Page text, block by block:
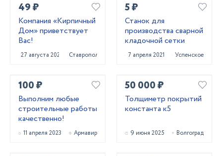
49 ₽
Компания «Кирпичный
Дом» приветствует
Вас!
27 августа 2024 Ставрополь
5 ₽
Станок для
производства сварной
кладочной сетки
7 апреля 2021 Успенское
100 ₽
Выполним любые
строительные работы
качественно!
11 апреля 2023 Армавир
50 000 ₽
Толщиметр покрытий
константа к5
9 июня 2025 Волгоград